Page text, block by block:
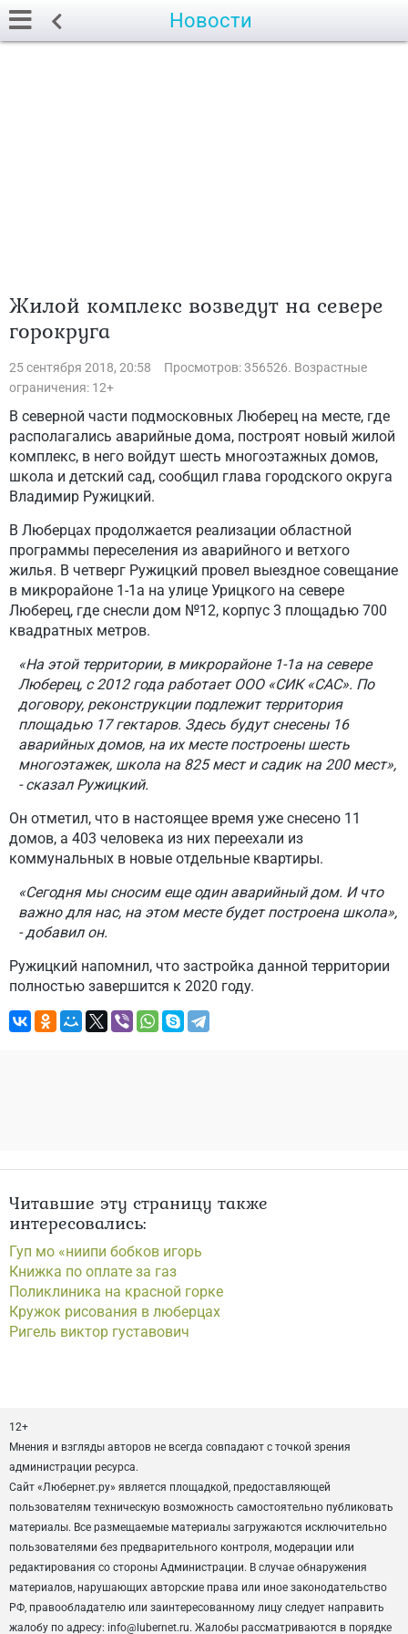
Новости
Жилой комплекс возведут на севере
горокруга
25 сентября 2018, 20:58
Просмотров: 356526. Возрастные
ограничения: 12+
В северной части подмосковных Люберец на месте, где
располагались аварийные дома, построят новый жилой
комплекс, в него войдут шесть многоэтажных домов,
школа и детский сад, сообщил глава городского округа
Владимир Ружицкий.
В Люберцах продолжается реализации областной
программы переселения из аварийного и ветхого
жилья. В четверг Ружицкий провел выездное совещание
в микрорайоне 1-1а на улице Урицкого на севере
Люберец, где снесли дом №12, корпус 3 площадью 700
квадратных метров.
«На этой территории, в микрорайоне 1-1а на севере
Люберец, с 2012 года работает ООО «СИК «САС». По
договору, реконструкции подлежит территория
площадью 17 гектаров. Здесь будут снесены 16
аварийных домов, на их месте построены шесть
многоэтажек, школа на 825 мест и садик на 200 мест»,
- сказал Ружицкий.
Он отметил, что в настоящее время уже снесено 11
домов, а 403 человека из них переехали из
коммунальных в новые отдельные квартиры.
«Сегодня мы сносим еще один аварийный дом. И что
важно для нас, на этом месте будет построена школа»,
- добавил он.
Ружицкий напомнил, что застройка данной территории
полностью завершится к 2020 году.
Читавшие эту страницу также
интересовались:
Гуп мо «ниипи бобков игорь
Книжка по оплате за газ
Поликлиника на красной горке
Кружок рисования в люберцах
Ригель виктор густавович
12+
Мнения и взгляды авторов не всегда совпадают с точкой зрения
администрации ресурса.
Сайт «Любернет.ру» является площадкой, предоставляющей
пользователям техническую возможность самостоятельно публиковать
материалы. Все размещаемые материалы загружаются исключительно
пользователями без предварительного контроля, модерации или
редактирования со стороны Администрации. В случае обнаружения
материалов, нарушающих авторские права или иное законодательство
РФ, правообладателю или заинтересованному лицу следует направить
жалобу по адресу: info@lubernet.ru. Жалобы рассматриваются в порядке